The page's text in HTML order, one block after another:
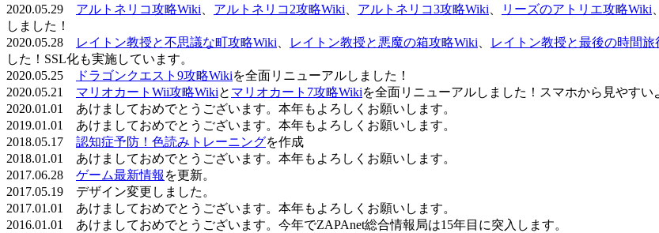
2020.05.29 アルトネリコ攻略Wiki アルトネリコ2攻略Wiki アルトネリコ3攻略Wiki リーズのアトリエ攻略Wiki
しました！
2020.05.28
レイトン教授と不思議な町攻略Wiki レイトン教授と悪魔の箱攻略Wiki レイトン教授と最後の時間旅
した！SSL化も実施しています。
2020.05.25
ドラゴンクエスト9攻略Wikiを全面リニューアルしました！
2020.05.21 マリオカートWii攻略Wikiと マリオカート7攻略Wikiを全面リニューアルしました！スマホから見やすい
2020.01.01 あけましておめでとうございます。本年もよろしくお願いします。
2019.01.01 あけましておめでとうございます。本年もよろしくお願いします。
2018.05.17 認知症予防！色読みトレーニングを作成
2018.01.01 あけましておめでとうございます。本年もよろしくお願いします。
2017.06.28 ゲーム最新情報 を更新。
2017.05.19 デザイン変更しました。
2017.01.01 あけましておめでとうございます。本年もよろしくお願いします。
2016.01.01 あけましておめでとうございます。今年でZAPAnet総合情報局は15年目に突入します。